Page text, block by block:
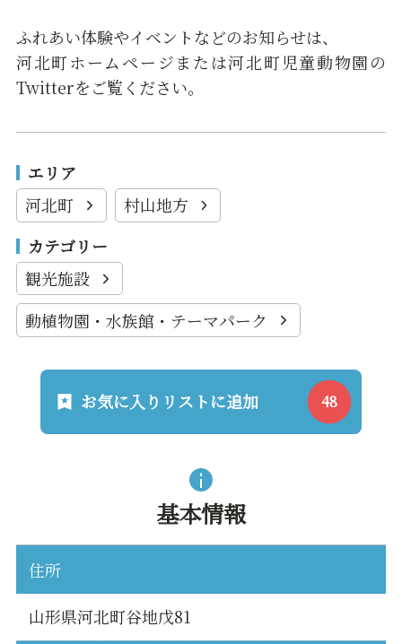
ふれあい体験やイベントなどのお知らせは、
河北町ホームページまたは河北町児童動物園の
Twitterをご覧ください。
エリア
河北町
村山地方
カテゴリー
観光施設
動植物園・水族館・テーマパーク
お気に入りリストに追加
基本情報
住所
山形県河北町谷地戊81